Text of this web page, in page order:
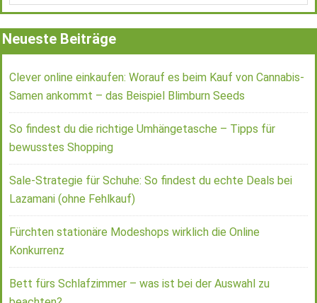
Neueste Beiträge
Clever online einkaufen: Worauf es beim Kauf von Cannabis-
Samen ankommt – das Beispiel Blimburn Seeds
So findest du die richtige Umhängetasche – Tipps für
bewusstes Shopping
Sale-Strategie für Schuhe: So findest du echte Deals bei
Lazamani (ohne Fehlkauf)
Fürchten stationäre Modeshops wirklich die Online
Konkurrenz
Bett fürs Schlafzimmer – was ist bei der Auswahl zu